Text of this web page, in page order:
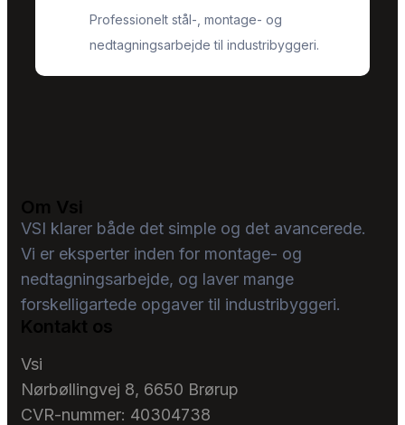
Professionelt stål-, montage- og
nedtagningsarbejde til industribyggeri.
Om Vsi
VSI klarer både det simple og det avancerede.
Vi er eksperter inden for montage- og
nedtagningsarbejde, og laver mange
forskelligartede opgaver til industribyggeri.
Kontakt os
Vsi
Nørbøllingvej 8, 6650 Brørup
CVR-nummer: 40304738